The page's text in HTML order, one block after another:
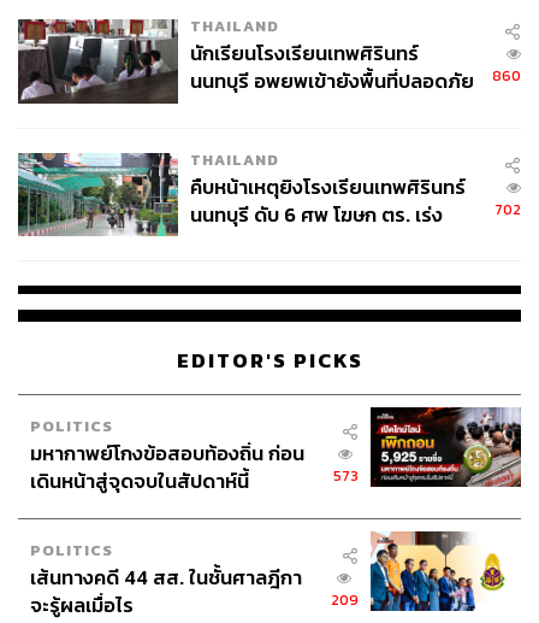
THAILAND
นักเรียนโรงเรียนเทพศิรินทร์
นนทบุรี อพยพเข้ายังพื้นที่ปลอดภัย
860
THAILAND
คืบหน้าเหตุยิงโรงเรียนเทพศิรินทร์
นนทบุรี ดับ 6 ศพ โฆษก ตร. เร่ง
702
EDITOR'S PICKS
POLITICS
มหากาพย์โกงข้อสอบท้องถิ่น ก่อน
เดินหน้าสู่จุดจบในสัปดาห์นี้
573
POLITICS
เส้นทางคดี 44 สส. ในชั้นศาลฎีกา
จะรู้ผลเมื่อไร
209